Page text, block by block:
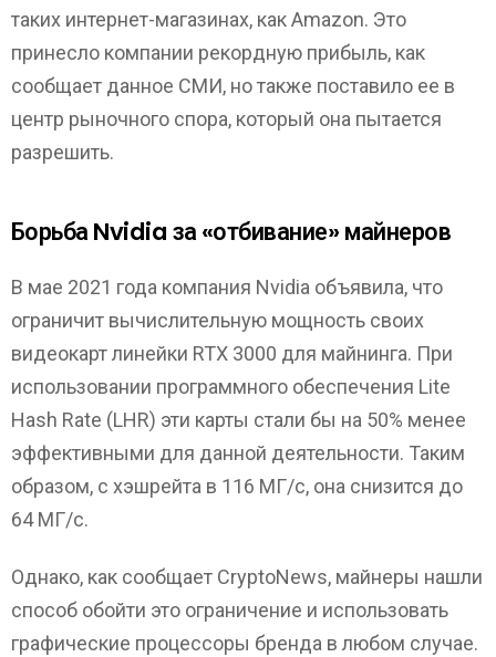
таких интернет-магазинах, как Amazon. Это
принесло компании рекордную прибыль, как
сообщает данное СМИ, но также поставило ее в
центр рыночного спора, который она пытается
разрешить.
Борьба Nvidia за «отбивание» майнеров
В мае 2021 года компания Nvidia объявила, что
ограничит вычислительную мощность своих
видеокарт линейки RTX 3000 для майнинга. При
использовании программного обеспечения Lite
Hash Rate (LHR) эти карты стали бы на 50% менее
эффективными для данной деятельности. Таким
образом, с хэшрейта в 116 МГ/с, она снизится до
64 МГ/с.
Однако, как сообщает CryptoNews, майнеры нашли
способ обойти это ограничение и использовать
графические процессоры бренда в любом случае.